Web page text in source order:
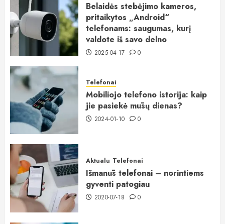
Belaidės stebėjimo kameros,
pritaikytos „Android“
telefonams: saugumas, kurį
valdote iš savo delno
2025-04-17 0
Telefonai
Mobiliojo telefono istorija: kaip
jie pasiekė mūsų dienas?
2024-01-10 0
Aktualu Telefonai
Išmanūs telefonai – norintiems
gyventi patogiau
2020-07-18 0